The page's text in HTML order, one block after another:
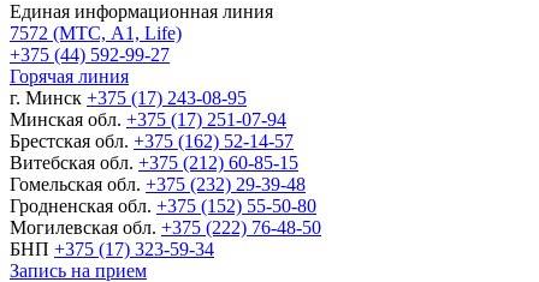
Единая информационная линия
7572 (МТС, A1, Life)
+375 (44) 592-99-27
Горячая линия
г. Минск +375 (17) 243-08-95
Минская обл. +375 (17) 251-07-94
Брестская обл. +375 (162) 52-14-57
Витебская обл. +375 (212) 60-85-15
Гомельская обл. +375 (232) 29-39-48
Гродненская обл. +375 (152) 55-50-80
Могилевская обл. +375 (222) 76-48-50
БНП +375 (17) 323-59-34
Запись на прием